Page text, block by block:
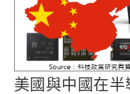
美國與中國在